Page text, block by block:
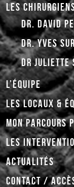
LES
DR. DAVID
DR. YVES
DR JULIETTE
L’ÉQUIPE
LES LOCAUX &
MON PARCOURS
LES
ACTUALITÉS
CONTACT /